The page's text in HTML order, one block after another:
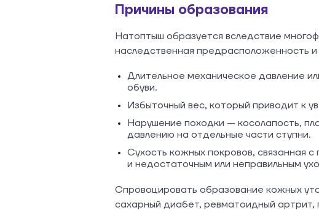
Причины образования
Натоптыш образуется вследствие
наследственная предрасположенность
Длительное механическое давление
обуви.
Избыточный вес, который приводит к
Нарушение походки — косолапость,
давлению на отдельные части ступни.
Сухость кожных покровов, связанная
и недостаточным или неправильным
Спровоцировать образование кожных
сахарный диабет, ревматоидный